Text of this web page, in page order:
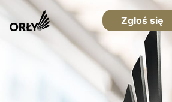
Zgłoś się